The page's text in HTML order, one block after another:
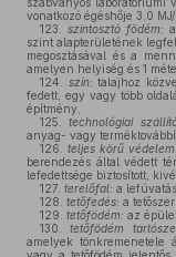
vonatkozó égéshője 3,0
123.
szintosztó födém:
szint alapterületének
megosztásával és a
amelyen helyiség és 1
124.
szín: talajhoz
fedett, egy vagy több
építmény,
125.
technológiai
anyag- vagy
126.
teljes körű védelem:
berendezés által védett
lefedettsége biztosított,
127. terelőfal: a
128. tetőfedés: a
129. tetőfödém: az
130.
tetőfödém
amelyek tönkremenetele